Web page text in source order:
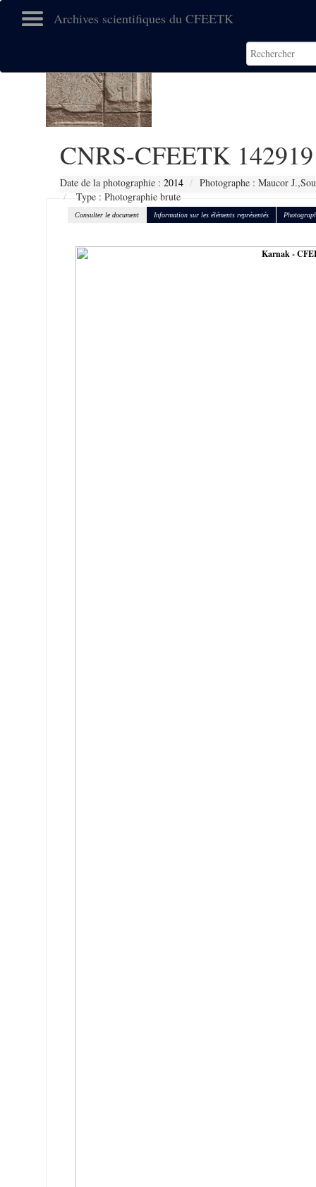
Archives scientifiques du CFEETK
CNRS-CFEETK 142919
Date de la photographie : 2014
Photographe : Maucor
Type : Photographie brute
Consulter le document Information sur les éléments représentés